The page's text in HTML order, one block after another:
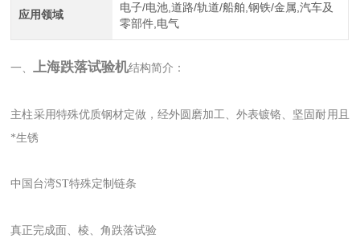
应用领域
电子/电池,道路/轨道/船舶,钢铁/金属,汽车及
零部件,电气
一、上海跌落试验机结构简介：
主柱采用特殊优质钢材定做，经外圆磨加工、外表镀铬、坚固耐用且
*生锈
中国台湾ST特殊定制链条
真正完成面、棱、角跌落试验